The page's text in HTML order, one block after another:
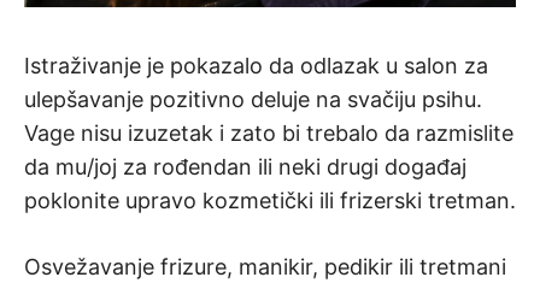
Istraživanje je pokazalo da odlazak u salon za
ulepšavanje pozitivno deluje na svačiju psihu.
Vage nisu izuzetak i zato bi trebalo da razmislite
da mu/joj za rođendan ili neki drugi događaj
poklonite upravo kozmetički ili frizerski tretman.
Osvežavanje frizure, manikir, pedikir ili tretmani